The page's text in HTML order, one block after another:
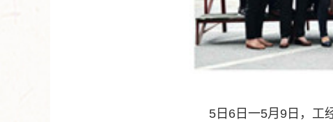
5 日 6 日一5月 9 日，工